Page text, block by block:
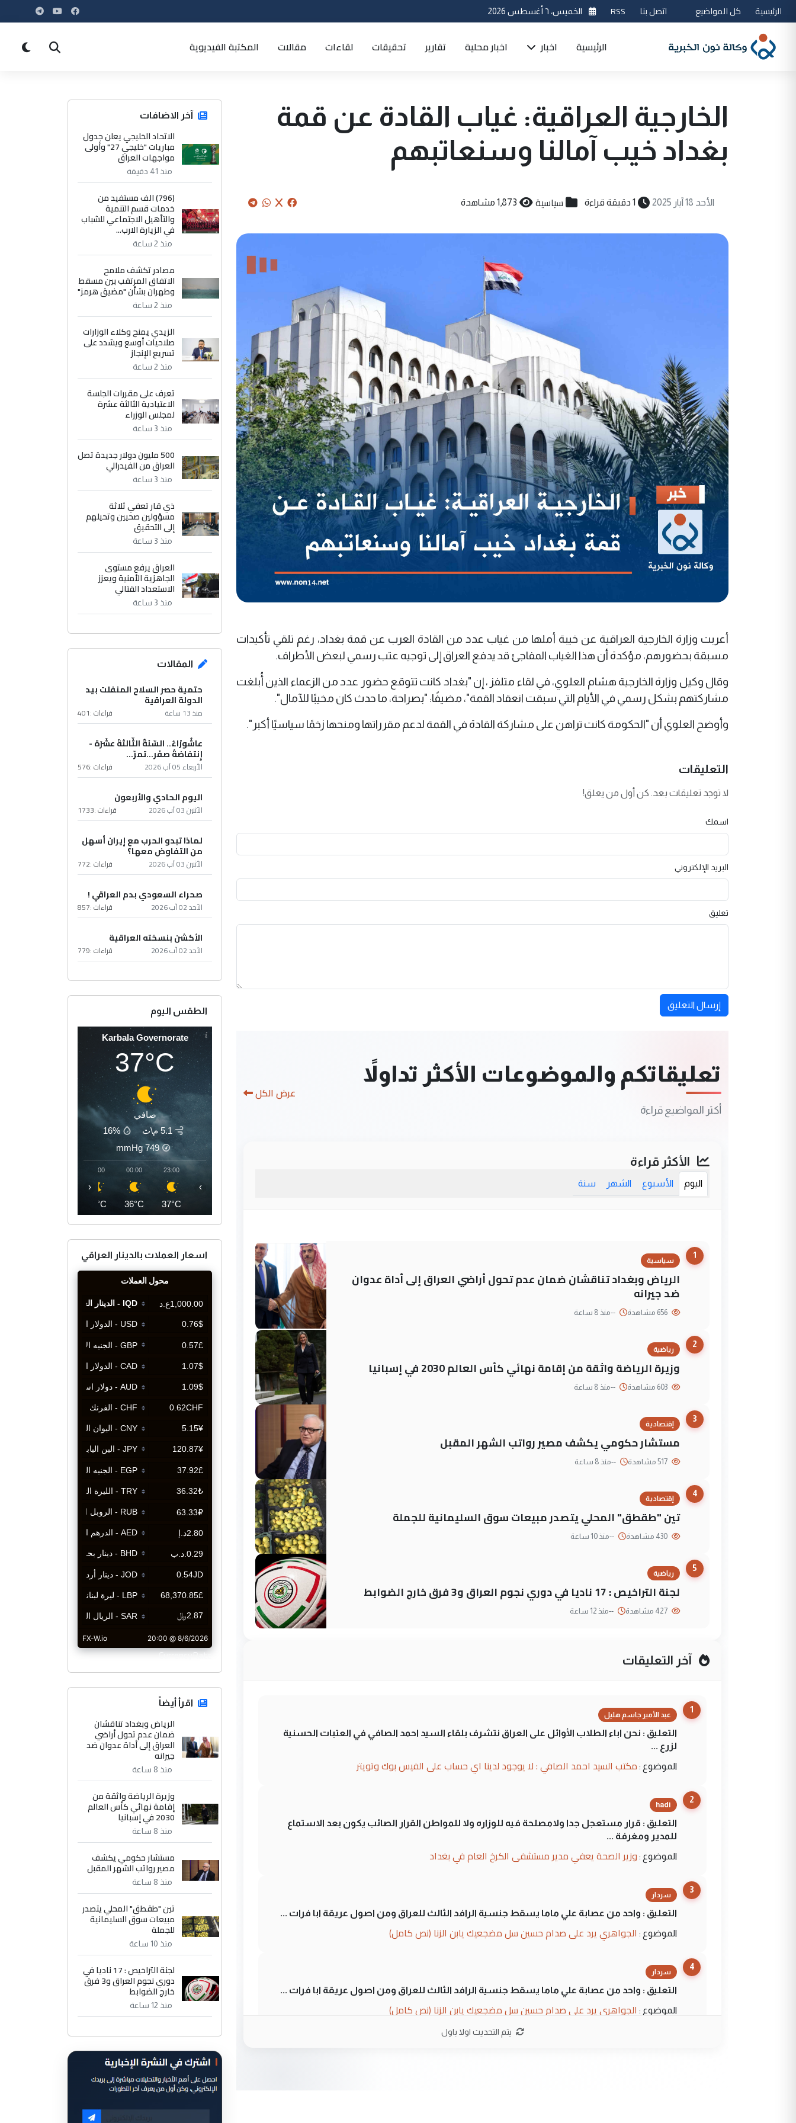
الرئيسية كل المواضيع اتصل بنا RSS الخميس، ٦ أغسطس 2026
الرئيسية اخبار اخبار محلية تقارير تحقيقات لقاءات مقالات المكتبة الفيديوية
الخارجية العراقية: غياب القادة عن قمة
بغداد خيب آمالنا وسنعاتبهم
الأحد 18 آيار 2025 1 دقيقة قراءة سياسية 1,873 مشاهدة
أعربت وزارة الخارجية العراقية عن خيبة أملها من غياب عدد من القادة العرب عن قمة بغداد، رغم تلقي تأكيدات
مسبقة بحضورهم، مؤكدة أن هذا الغياب المفاجئ قد يدفع العراق إلى توجيه عتب رسمي لبعض الأطراف.
وقال وكيل وزارة الخارجية هشام العلوي، في لقاء متلفز ، إن "بغداد كانت تتوقع حضور عدد من الزعماء الذين أُبلغت
مشاركتهم بشكل رسمي في الأيام التي سبقت انعقاد القمة"، مضيفًا: "بصراحة، ما حدث كان مخيبًا للآمال".
وأوضح العلوي أن "الحكومة كانت تراهن على مشاركة القادة في القمة لدعم مقرراتها ومنحها زخمًا سياسيًا أكبر".
التعليقات
لا توجد تعليقات بعد. كن أول من يعلق!
اسمك
البريد الإلكتروني
تعليق
إرسال التعليق
تعليقاتكم والموضوعات الأكثر تداولاً
أكثر المواضيع قراءة
عرض الكل
الأكثر قراءة
اليوم الأسبوع الشهر سنة
1
سياسية
الرياض وبغداد تناقشان ضمان عدم تحول أراضي العراق إلى أداة عدوان
ضد جيرانه
--منذ 8 ساعة
2
رياضية
وزيرة الرياضة واثقة من إقامة نهائي كأس العالم 2030 في إسبانيا
--منذ 8 ساعة
3
إقتصادية
مستشار حكومي يكشف مصير رواتب الشهر المقبل
--منذ 8 ساعة
4
إقتصادية
تين "طقطق" المحلي يتصدر مبيعات سوق السليمانية للجملة
--منذ 10 ساعة
5
رياضية
لجنة التراخيص : 17 ناديا في دوري نجوم العراق و3 فرق خارج الضوابط
--منذ 12 ساعة
آخر التعليقات
1
عبد الأمير جاسم هليل
التعليق : نحن اباء الطلاب الأوائل على العراق نتشرف بلقاء السيد احمد الصافي في العتبات الحسنية
لزرع ...
الموضوع : مكتب السيد احمد الصافي : لا يوجود لدينا اي حساب على الفيس بوك وتويتر
2
hadi
التعليق : قرار مستعجل جدا ولامصلحة فيه للوزاره ولا للمواطن القرار الصائب يكون بعد الاستماع
للمدير ومغرفة ...
الموضوع : وزير الصحة يعفي مدير مستشفى الكرخ العام في بغداد
3
سردار
التعليق : واحد من عصابة علي ماما يسقط جنسية الرافد الثالث للعراق ومن اصول عريقة ابا فرات ...
الموضوع : الجواهري يرد على صدام حسين سل مضجعيك يابن الزنا (نص كامل)
4
سردار
التعليق : واحد من عصابة علي ماما يسقط جنسية الرافد الثالث للعراق ومن اصول عريقة ابا فرات ...
الموضوع : الجواهري يرد على صدام حسين سل مضجعيك يابن الزنا (نص كامل)
يتم التحديث اولا باول
آخر الاضافات
الاتحاد الخليجي يعلن جدول
مباريات "خليجي 27" وأولى
مواجهات العراق
منذ 41 دقيقة
(796) الف مستفيد من
خدمات قسم التنمية
والتأهيل الاجتماعي للشباب
في الزيارة الارب...
منذ 2 ساعة
مصادر تكشف ملامح
الاتفاق المرتقب بين مسقط
وطهران بشأن "مضيق هرمز"
منذ 2 ساعة
الزيدي يمنح وكلاء الوزارات
صلاحيات أوسع ويشدد على
تسريع الإنجاز
منذ 2 ساعة
تعرف على مقررات الجلسة
الاعتيادية الثالثة عشرة
لمجلس الوزراء
منذ 3 ساعة
500 مليون دولار جديدة تصل
العراق من الفيدرالي
منذ 3 ساعة
ذي قار تعفي ثلاثة
مسؤولين صحيين وتحيلهم
إلى التحقيق
منذ 3 ساعة
العراق يرفع مستوى
الجاهزية الأمنية ويعزز
الاستعداد القتالي
منذ 3 ساعة
المقالات
حتمية حصر السلاح المنفلت بيد
الدولة العراقية
منذ 13 ساعة قراءات :401
عاشُورْاءُ.. السّنَةُ الثّالثةَ عشَرَة -
إِنتفاضةُ صفَر…تمرّ...
الأربعاء 05 آب 2026 قراءات :576
اليوم الحادي والأربعون
الأثنين 03 آب 2026 قراءات :1733
لماذا تبدو الحرب مع إيران أسهل
من التفاوض معها؟
الأثنين 03 آب 2026 قراءات :772
صحراء السعودي بدم العراقي !
الأحد 02 آب 2026 قراءات :857
الأكشن بنسخته العراقية
الأحد 02 آب 2026 قراءات :779
الطقس اليوم
Karbala Governorate
37°C
صافي
5.1 م\ث
16%
749
mmHg
23:00
37°C
00:00
36°C
01:00
36°C
‹ ›
اسعار العملات بالدينار العراقي
CurrencyRate
اقرأ أيضاً
الرياض وبغداد تناقشان
ضمان عدم تحول أراضي
العراق إلى أداة عدوان ضد
جيرانه
منذ 8 ساعة
وزيرة الرياضة واثقة من
إقامة نهائي كأس العالم
2030 في إسبانيا
منذ 8 ساعة
مستشار حكومي يكشف
مصير رواتب الشهر المقبل
منذ 8 ساعة
تين "طقطق" المحلي يتصدر
مبيعات سوق السليمانية
للجملة
منذ 10 ساعة
لجنة التراخيص : 17 ناديا في
دوري نجوم العراق و3 فرق
خارج الضوابط
منذ 12 ساعة